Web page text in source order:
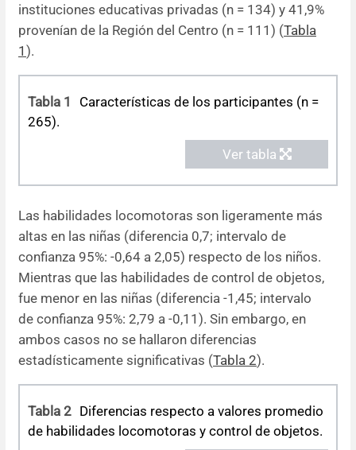
instituciones educativas privadas (n = 134) y 41,9%
provenían de la Región del Centro (n = 111) (Tabla
1 ).
Tabla 1
Características de los participantes (n =
265).
Ver tabla
Las habilidades locomotoras son ligeramente más
altas en las niñas (diferencia 0,7; intervalo de
confianza 95%: -0,64 a 2,05) respecto de los niños.
Mientras que las habilidades de control de objetos,
fue menor en las niñas (diferencia -1,45; intervalo
de confianza 95%: 2,79 a -0,11). Sin embargo, en
ambos casos no se hallaron diferencias
estadísticamente significativas (Tabla 2).
Tabla 2 Diferencias respecto a valores promedio
de habilidades locomotoras y control de objetos.